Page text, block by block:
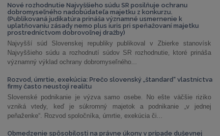
Nové rozhodnutie Najvyššieho súdu SR posilňuje ochranu
dobromyseľného nadobúdateľa majetku z konkurzu.
(Publikovaná judikatúra prináša významné usmernenie k
uplatňovaniu zásady nemo plus iuris pri speňažovaní majetku
prostredníctvom dobrovoľnej dražby)
Najvyšší súd Slovenskej republiky publikoval v Zbierke stanovísk
Najvyššieho súdu a rozhodnutí súdov SR rozhodnutie, ktoré prináša
významný výklad ochrany dobromyseľného...
Rozvod, úmrtie, exekúcia: Prečo slovenský „štandard“ vlastníctva
firmy často neustojí realitu
Slovenské podnikanie je výzva samo osebe. No ešte väčšie riziko
vzniká vtedy, keď je súkromný majetok a podnikanie „v jednej
peňaženke“. Rozvod spoločníka, úmrtie, exekúcia či...
Obmedzenie spôsobilosti na právne úkony v prípade duševnej